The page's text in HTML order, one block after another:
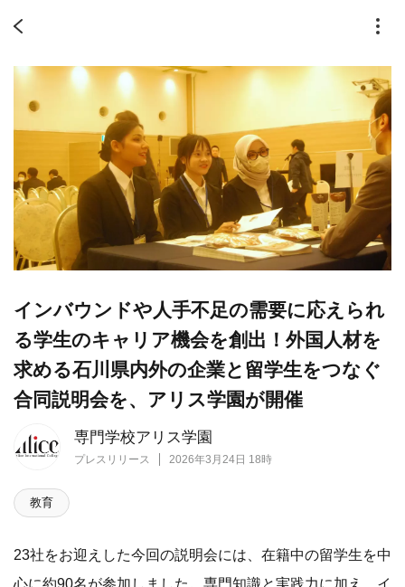
専門学校アリス学園
プレスリリース 2026年3月24日 18時
インバウンドや人手不足の需要に応えられ
る学生のキャリア機会を創出！外国人材を
求める石川県内外の企業と留学生をつなぐ
合同説明会を、アリス学園が開催
教育
23社をお迎えした今回の説明会には、在籍中の留学生を中